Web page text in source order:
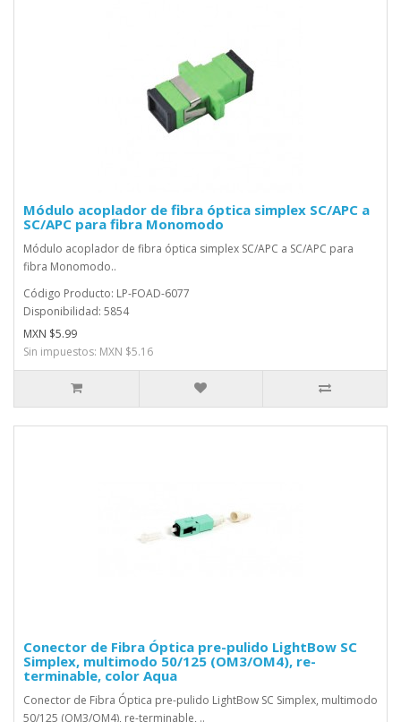
Módulo acoplador de fibra óptica simplex SC/APC a
SC/APC para fibra Monomodo
Módulo acoplador de fibra óptica simplex SC/APC a SC/APC para
fibra Monomodo..
Código Producto: LP-FOAD-6077
Disponibilidad: 5854
MXN $5.99
Sin impuestos: MXN $5.16
Conector de Fibra Óptica pre-pulido LightBow SC
Simplex, multimodo 50/125 (OM3/OM4), re-
terminable, color Aqua
Conector de Fibra Óptica pre-pulido LightBow SC Simplex, multimodo
50/125 (OM3/OM4), re-terminable, ..